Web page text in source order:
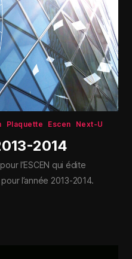
Plaquette Escen Next-U
2014
l’ESCEN qui édite
l’année 2013-2014.